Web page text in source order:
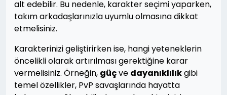
alt edebilir. Bu nedenle, karakter seçimi yaparken,
takım arkadaşlarınızla uyumlu olmasına dikkat
etmelisiniz.
Karakterinizi geliştirirken ise, hangi yeteneklerin
öncelikli olarak artırılması gerektiğine karar
vermelisiniz. Örneğin, güçve dayanıklılıkgibi
temel özellikler, PvP savaşlarında hayatta